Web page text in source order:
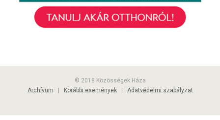
© 2018 Közösségek Háza
Archívum
Korábbi események| Adatvédelmi szabályzat